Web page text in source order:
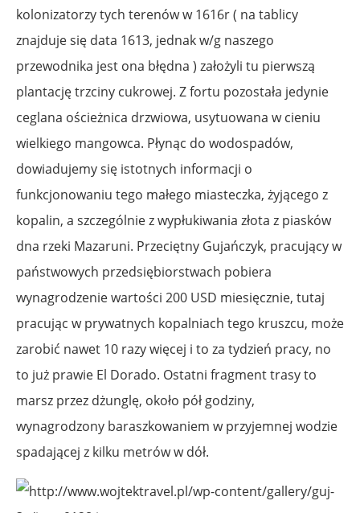
kolonizatorzy tych terenów w 1616r ( na tablicy
znajduje się data 1613, jednak w/g naszego
przewodnika jest ona błędna ) założyli tu pierwszą
plantację trzciny cukrowej. Z fortu pozostała jedynie
ceglana ościeżnica drzwiowa, usytuowana w cieniu
wielkiego mangowca. Płynąc do wodospadów,
dowiadujemy się istotnych informacji o
funkcjonowaniu tego małego miasteczka, żyjącego z
kopalin, a szczególnie z wypłukiwania złota z piasków
dna rzeki Mazaruni. Przeciętny Gujańczyk, pracujący w
państwowych przedsiębiorstwach pobiera
wynagrodzenie wartości 200 USD miesięcznie, tutaj
pracując w prywatnych kopalniach tego kruszcu, może
zarobić nawet 10 razy więcej i to za tydzień pracy, no
to już prawie El Dorado. Ostatni fragment trasy to
marsz przez dżunglę, około pół godziny,
wynagrodzony baraszkowaniem w przyjemnej wodzie
spadającej z kilku metrów w dół.